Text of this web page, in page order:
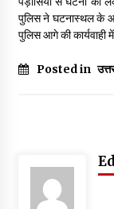
पुलिस ने घटनास्थल के
पुलिस आगे की कार्यवाही
Posted in